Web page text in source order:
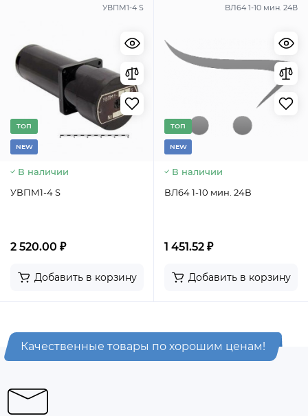
УВПМ1-4 S
TОП
NEW
В наличии
УВПМ1-4 S
2 520.00 ₽
Добавить в корзину
ВЛ64 1-10 мин. 24В
TОП
NEW
В наличии
ВЛ64 1-10 мин. 24В
1 451.52 ₽
Добавить в корзину
Качественные товары по хорошим ценам!